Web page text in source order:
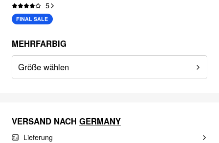
5
FINAL SALE
MEHRFARBIG
Größe wählen
VERSAND NACH GERMANY
Lieferung